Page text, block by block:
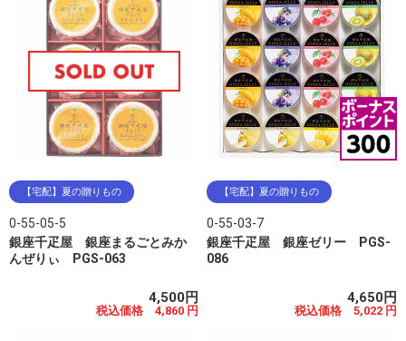
【宅配】夏の贈りもの
0-55-05-5
銀座千疋屋 銀座まるごとみか
んぜりぃ PGS-063
4,500円
税込価格 4,860 円
【宅配】夏の贈りもの
0-55-03-7
銀座千疋屋 銀座ゼリー PGS-
086
4,650円
税込価格 5,022 円